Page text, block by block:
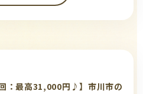
：最高31,000円♪】市川市の